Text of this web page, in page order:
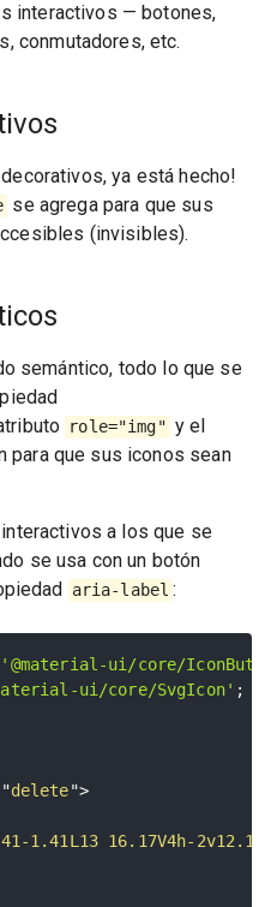
interactivos — botones,
conmutadores, etc.
ya está hecho!
se agrega para que sus
(invisibles).
semántico, todo lo que se
role="img" y el
para que sus iconos sean
a los que se
se usa con un botón
aria-label :
'@material-ui/core/
ui/core/SvgIcon' ;
"delete">
1.41L13 16.17V4h-